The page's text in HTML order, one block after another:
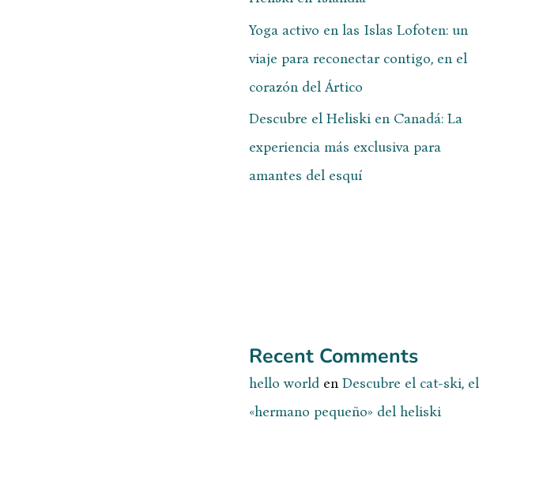
Yoga activo en las Islas Lofoten: un
viaje para reconectar contigo, en el
corazón del Ártico
Descubre el Heliski en Canadá: La
experiencia más exclusiva para
amantes del esquí
Recent Comments
hello world en Descubre el cat-ski, el
«hermano pequeño» del heliski